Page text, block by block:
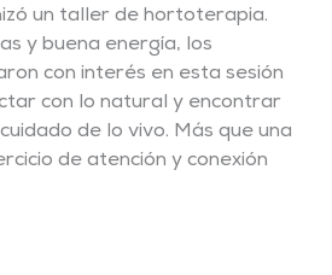
un taller de hortoterapia.
y buena energía, los
con interés en esta sesión
con lo natural y encontrar
de lo vivo. Más que una
de atención y conexión